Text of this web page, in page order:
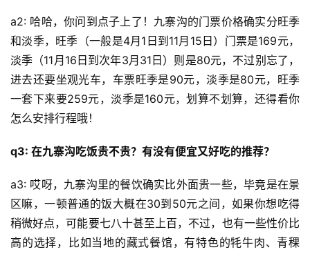
a2: 哈哈，你问到点子上了！九寨沟的门票价格确实分旺季
和淡季，旺季（一般是4月1日到11月15日）门票是169元，
淡季（11月16日到次年3月31日）则是80元，不过别忘了，
进去还要坐观光车，车票旺季是90元，淡季是80元，旺季
一套下来要259元，淡季是160元，划算不划算，还得看你
怎么安排行程哦！
q3: 在九寨沟吃饭贵不贵？有没有便宜又好吃的推荐？
a3: 哎呀，九寨沟里的餐饮确实比外面贵一些，毕竟是在景
区嘛，一顿普通的饭大概在30到50元之间，如果你想吃得
稍微好点，可能要七八十甚至上百，不过，也有一些性价比
高的选择，比如当地的藏式餐馆，有特色的牦牛肉、青稞